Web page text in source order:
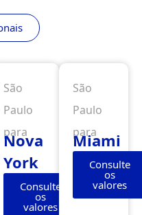
São
Paulo
para
Nova
York
Consulte
os
valores
São
Paulo
para
Miami
Consulte
os
valores